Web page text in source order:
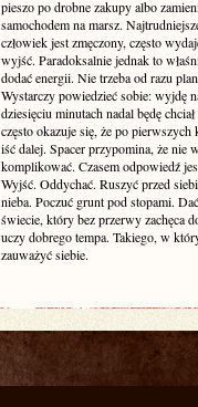
pieszo po drobne zakupy albo
samochodem na marsz.
człowiek jest zmęczony, często
wyjść. Paradoksalnie jednak to
dodać energii. Nie trzeba od razu
Wystarczy powiedzieć sobie: wyjdę
dziesięciu minutach nadal będę
często okazuje się, że po pierwszych
iść dalej. Spacer przypomina, że nie
komplikować. Czasem odpowiedź
Wyjść. Oddychać. Ruszyć przed
nieba. Poczuć grunt pod stopami.
świecie, który bez przerwy zachęca
uczy dobrego tempa. Takiego, w
zauważyć siebie.